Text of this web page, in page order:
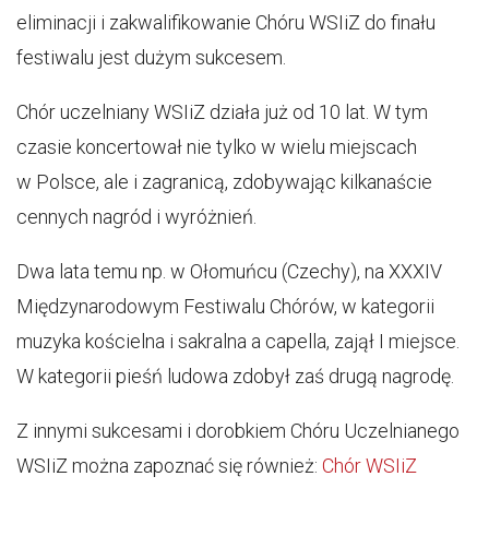
eliminacji i zakwalifikowanie Chóru WSIiZ do finału
festiwalu jest dużym sukcesem.
Chór uczelniany WSIiZ działa już od 10 lat. W tym
czasie koncertował nie tylko w wielu miejscach
w Polsce, ale i zagranicą, zdobywając kilkanaście
cennych nagród i wyróżnień.
Dwa lata temu np. w Ołomuńcu (Czechy), na XXXIV
Międzynarodowym Festiwalu Chórów, w kategorii
muzyka kościelna i sakralna a capella, zajął I miejsce.
W kategorii pieśń ludowa zdobył zaś drugą nagrodę.
Z innymi sukcesami i dorobkiem Chóru Uczelnianego
WSIiZ można zapoznać się również: Chór WSIiZ